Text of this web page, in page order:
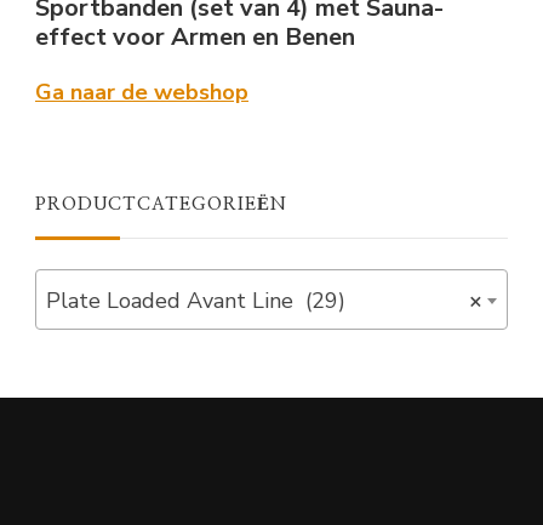
Sportbanden (set van 4) met Sauna-
effect voor Armen en Benen
Ga naar de webshop
PRODUCTCATEGORIEËN
×
Plate Loaded Avant Line (29)